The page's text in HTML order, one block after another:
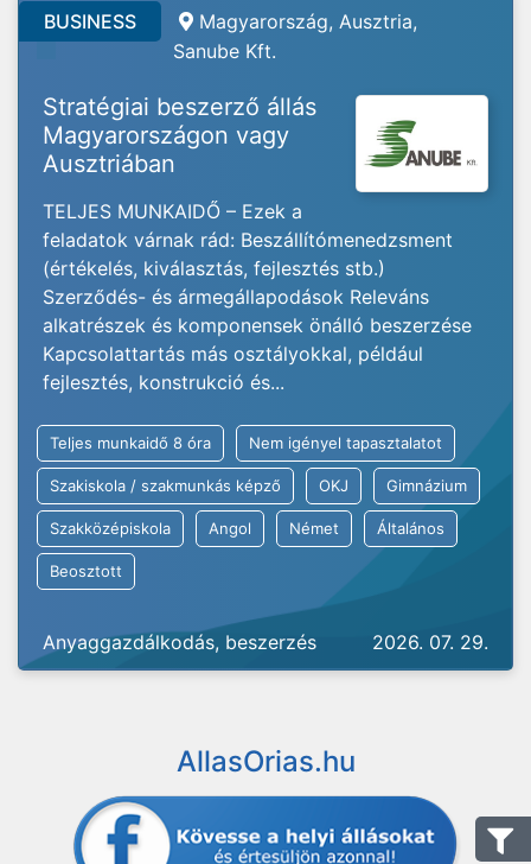
BUSINESS
Magyarország, Ausztria,
Sanube Kft.
Stratégiai beszerző állás
Magyarországon vagy
Ausztriában
TELJES MUNKAIDŐ – Ezek a
feladatok várnak rád: Beszállítómenedzsment
(értékelés, kiválasztás, fejlesztés stb.)
Szerződés- és ármegállapodások Releváns
alkatrészek és komponensek önálló beszerzése
Kapcsolattartás más osztályokkal, például
fejlesztés, konstrukció és...
Teljes munkaidő 8 óra Nem igényel tapasztalatot
Szakiskola / szakmunkás képző OKJ Gimnázium
Szakközépiskola Angol Német Általános
Beosztott
Anyaggazdálkodás, beszerzés 2026. 07. 29.
AllasOrias.hu